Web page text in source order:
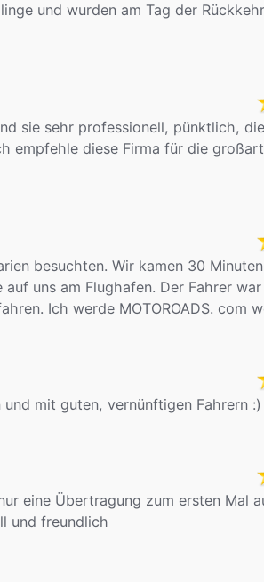
und wurden am Tag der
sie sehr professionell, pünktlich,
empfehle diese Firma für die
besuchten. Wir kamen 30
uns am Flughafen. Der Fahrer
Ich werde MOTOROADS. com
mit guten, vernünftigen Fahrern :)
eine Übertragung zum ersten Mal
und freundlich